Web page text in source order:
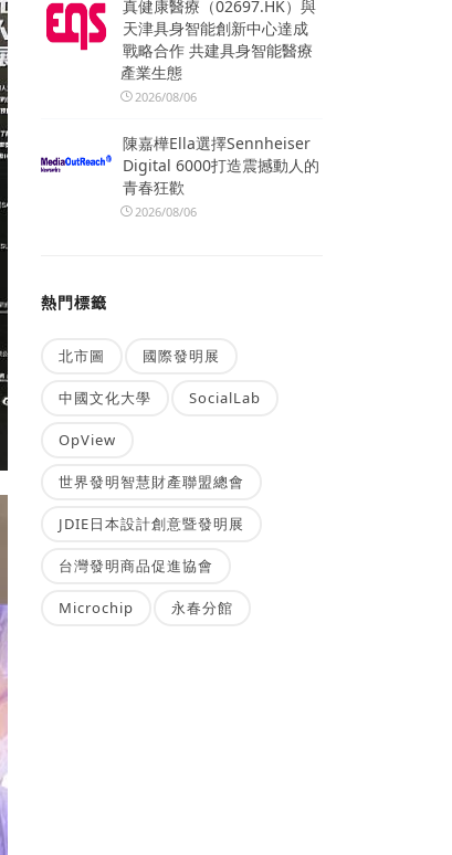
真健康醫療（02697.HK）與
天津具身智能創新中心達成
戰略合作 共建具身智能醫療
產業生態
2026/08/06
陳嘉樺Ella選擇Sennheiser
Digital 6000打造震撼動人的
青春狂歡
2026/08/06
熱門標籤
北市圖 國際發明展
中國文化大學 SocialLab
OpView
世界發明智慧財產聯盟總會
JDIE日本設計創意暨發明展
台灣發明商品促進協會
Microchip 永春分館